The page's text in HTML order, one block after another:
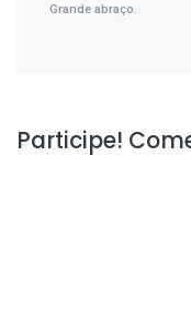
Grande abraço.
Participe!